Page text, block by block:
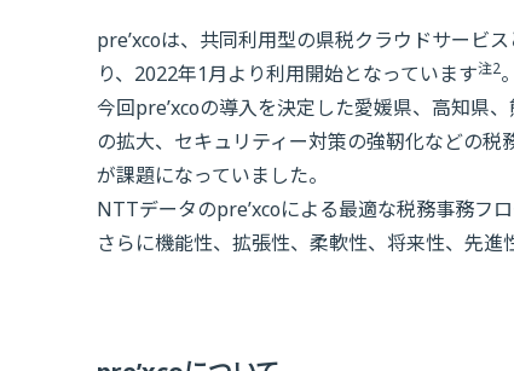
pre’xcoは、共同利用型の県税クラウドサービ
り、2022年1月より利用開始となっています注2。
今回pre’xcoの導入を決定した愛媛県、高知県
の拡大、セキュリティー対策の強靭化などの
が課題になっていました。
NTTデータのpre’xcoによる最適な税務事務フ
さらに機能性、拡張性、柔軟性、将来性、先進